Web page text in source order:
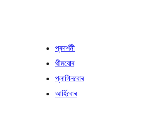
প্ৰদৰ্শনী
থীমবোৰ
প্লাগিনবোৰ
আৰ্হিবোৰ